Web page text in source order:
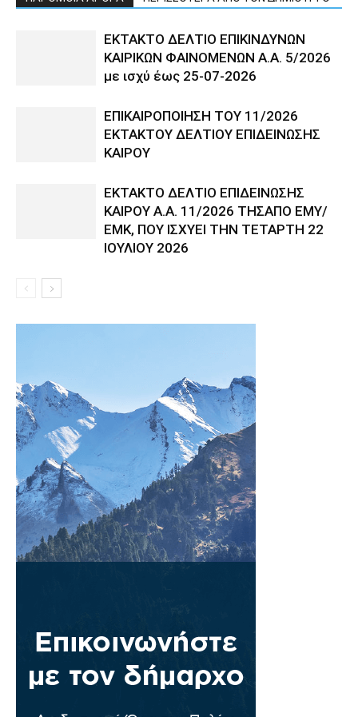
ΕΚΤΑΚΤΟ ΔΕΛΤΙΟ ΕΠΙΚΙΝΔΥΝΩΝ
ΚΑΙΡΙΚΩΝ ΦΑΙΝΟΜΕΝΩΝ Α.Α. 5/2026
με ισχύ έως 25-07-2026
ΕΠΙΚΑΙΡΟΠΟΙΗΣΗ ΤΟΥ 11/2026
ΕΚΤΑΚΤΟΥ ΔΕΛΤΙΟΥ ΕΠΙΔΕΙΝΩΣΗΣ
ΚΑΙΡΟΥ
ΕΚΤΑΚΤΟ ΔΕΛΤΙΟ ΕΠΙΔΕΙΝΩΣΗΣ
ΚΑΙΡΟΥ Α.Α. 11/2026 ΤΗΣΑΠΟ ΕΜΥ/
ΕΜΚ, ΠΟΥ ΙΣΧΥΕΙ ΤΗΝ ΤΕΤΑΡΤΗ 22
ΙΟΥΛΙΟΥ 2026